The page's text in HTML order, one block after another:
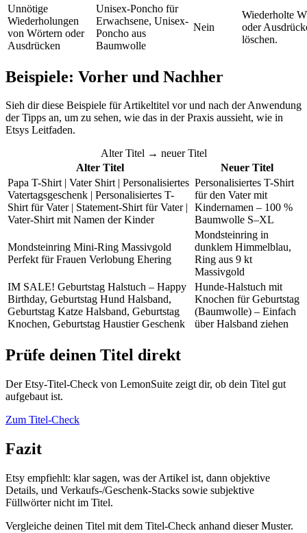
Unnötige
Wiederholungen
von Wörtern oder
Ausdrücken
Unisex-Poncho für
Erwachsene, Unisex-
Poncho aus
Baumwolle
Nein
Wiederholte
oder
löschen.
Beispiele: Vorher und Nachher
Sieh dir diese Beispiele für Artikeltitel vor und nach der Anwendung
der Tipps an, um zu sehen, wie das in der Praxis aussieht, wie in
Etsys Leitfaden.
Alter Titel → neuer Titel
Alter Titel
Neuer Titel
Papa T-Shirt | Vater Shirt | Personalisiertes
Vatertagsgeschenk | Personalisiertes T-
Shirt für Vater | Statement-Shirt für Vater |
Vater-Shirt mit Namen der Kinder
Personalisiertes T-Shirt
für den Vater mit
Kindernamen – 100 %
Baumwolle S–XL
Mondsteinring Mini-Ring Massivgold
Perfekt für Frauen Verlobung Ehering
Mondsteinring in
dunklem Himmelblau,
Ring aus 9 kt
Massivgold
IM SALE! Geburtstag Halstuch – Happy
Birthday, Geburtstag Hund Halsband,
Geburtstag Katze Halsband, Geburtstag
Knochen, Geburtstag Haustier Geschenk
Hunde-Halstuch mit
Knochen für Geburtstag
(Baumwolle) – Einfach
über Halsband ziehen
Prüfe deinen Titel direkt
Der Etsy-Titel-Check von LemonSuite zeigt dir, ob dein Titel gut
aufgebaut ist.
Zum Titel-Check
Fazit
Etsy empfiehlt: klar sagen, was der Artikel ist, dann objektive
Details, und Verkaufs-/Geschenk-Stacks sowie subjektive
Füllwörter nicht im Titel.
Vergleiche deinen Titel mit dem Titel-Check anhand dieser Muster.